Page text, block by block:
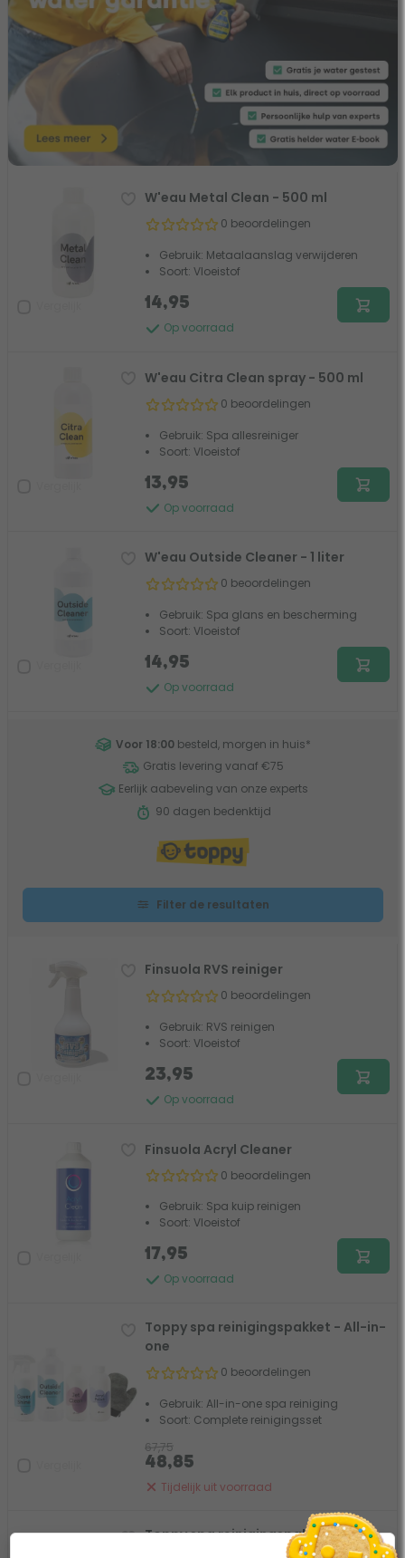
W'eau Metal Clean - 500 ml
0 beoordelingen
Gebruik: Metaalaanslag verwijderen
Soort: Vloeistof
Op voorraad
14,95
W'eau Citra Clean spray - 500 ml
0 beoordelingen
Gebruik: Spa allesreiniger
Soort: Vloeistof
Op voorraad
13,95
W'eau Outside Cleaner - 1 liter
0 beoordelingen
Gebruik: Spa glans en bescherming
Soort: Vloeistof
Op voorraad
14,95
Voor 18:00 besteld, morgen in huis*
Gratis levering vanaf €75
Eerlijk aabeveling van onze experts
90 dagen bedenktijd
Filter de resultaten
Finsuola RVS reiniger
0 beoordelingen
Gebruik: RVS reinigen
Soort: Vloeistof
Op voorraad
23,95
Finsuola Acryl Cleaner
0 beoordelingen
Gebruik: Spa kuip reinigen
Soort: Vloeistof
Op voorraad
17,95
Toppy spa reinigingspakket - All-in-
one
0 beoordelingen
Gebruik: All-in-one spa reiniging
Soort: Complete reinigingsset
Tijdelijk uit voorraad
67,75
48,85
Toppy spa reinigingspakket -